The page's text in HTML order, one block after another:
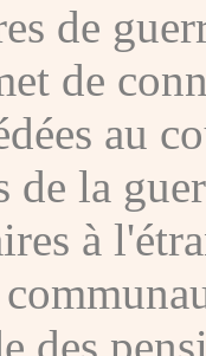
de
de
au
de la
à